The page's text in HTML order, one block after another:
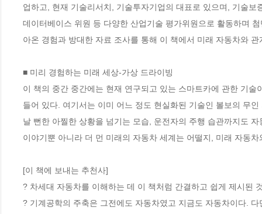
업하고, 현재 기술리서치, 기술투자기업의 대표로 있으며, 기술
데이터베이스 위원 등 다양한 산업기술 평가위원으로 활동하며
아온 경험과 방대한 자료 조사를 통해 이 책에서 미래 자동차와
■ 미리 경험하는 미래 세상-가상 드라이빙
이 책의 중간 중간에는 현재 연구되고 있는 스마트카에 관한 기
들어 있다. 여기서는 이미 어느 정도 현실화된 기술인 볼보의 무
날 뻔한 아찔한 상황을 넘기는 모습, 운전자의 주행 습관까지도
이야기뿐 아니라 더 먼 미래의 자동차 세계는 어떨지, 미래 자동
[이 책에 보내는 추천사]
? 차세대 자동차를 이해하는 데 이 책처럼 간결하고 쉽게 제시된
? 기계공학의 주축은 그전에도 자동차였고 지금도 자동차이다.